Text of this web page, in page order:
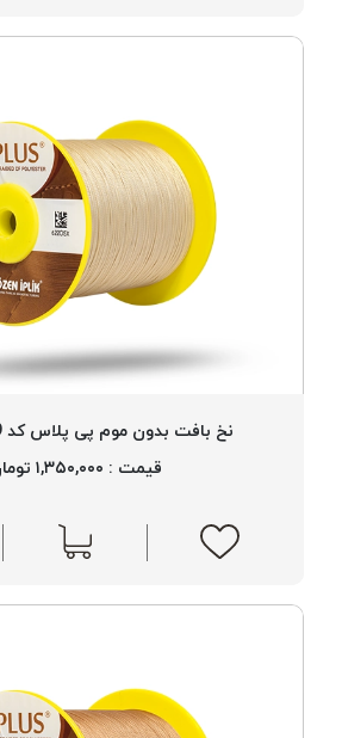
نخ بافت بدون موم پی پلاس کد 629 PPLUS
قیمت : ۱,۳۵۰,۰۰۰ تومان